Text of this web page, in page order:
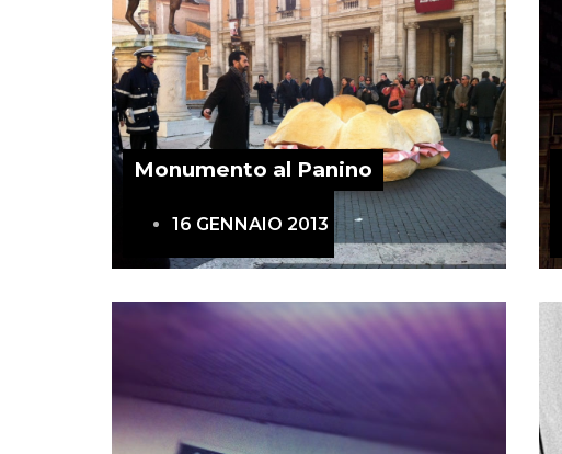
Monumento al Panino
16 GENNAIO 2013